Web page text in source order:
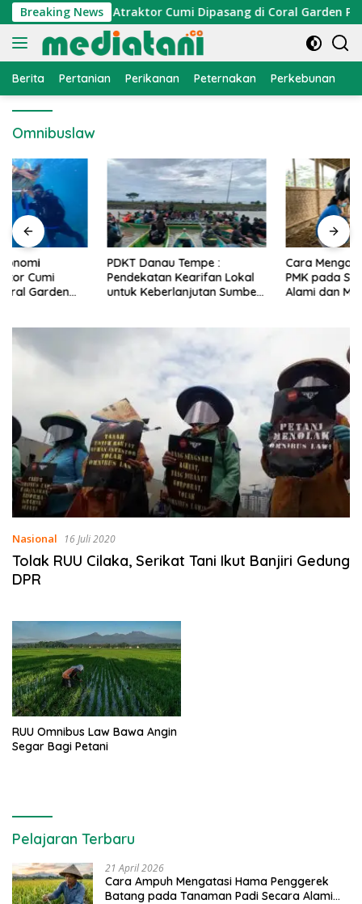
Langsung
ke
konten
Breaking News
Nelayan, Atraktor Cumi Dipasang di Coral Garden Pulau
Berita Pertanian Perikanan Peternakan Perkebunan
Omnibuslaw
PDKT Danau Tempe :
Pendekatan Kearifan Lokal
untuk Keberlanjutan Sumber
Cara Mengatasi Penyakit
PMK pada Sapi Perah Secara
Alami dan Medis
Nasional 16 Juli 2020
Tolak RUU Cilaka, Serikat Tani Ikut Banjiri Gedung
DPR
RUU Omnibus Law Bawa Angin
Segar Bagi Petani
Pelajaran Terbaru
21 April 2026
Cara Ampuh Mengatasi Hama Penggerek
Batang pada Tanaman Padi Secara Alami